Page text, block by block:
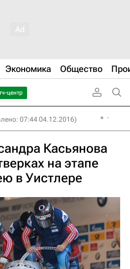
Экономика Общество
центр
07:44 04.12.2016)
Касьянова
на этапе
в Уистлере